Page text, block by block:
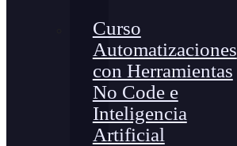
Curso
Automatizaciones
con Herramientas
No Code e
Inteligencia
Artificial